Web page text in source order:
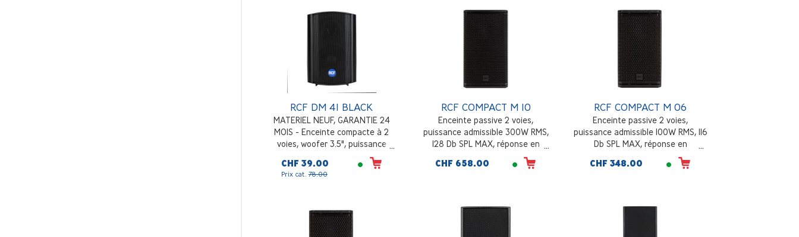
RCF DM 41 BLACK
MATERIEL NEUF, GARANTIE 24
MOIS - Enceinte compacte à 2
voies, woofer 3.5", puissance
commutable, sensibilité 87 dB, IP
55, noir (RAL 9005)
CHF 39.00
Prix cat.78.00
RCF COMPACT M 10
Enceinte passive 2 voies,
puissance admissible 300W RMS,
128 Db SPL MAX, réponse en
fréquence 60 - 20000 Hz, pavillon
à directivité constante 90°x70°, 17
CHF 658.00
RCF COMPACT M 06
Enceinte passive 2 voies,
puissance admissible 100W RMS, 116
Db SPL MAX, réponse en
fréquence 60 - 20000 Hz, pavillon
à directivité constante 120°x80°,
CHF 348.00